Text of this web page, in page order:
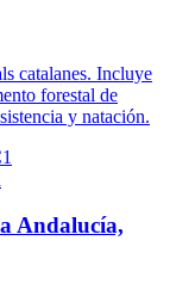
catalanes. Incluye
forestal de
y natación.
Andalucía,